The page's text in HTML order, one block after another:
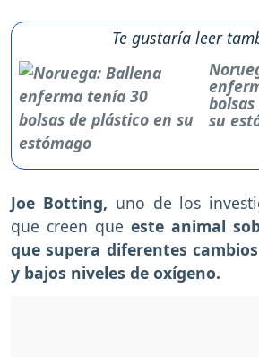
Te gustaría leer
su
Joe Botting, uno de los
que creen que este animal
que supera diferentes
y bajos niveles de oxígeno.